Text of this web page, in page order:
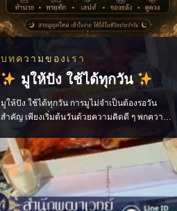
บทความของเรา
มูให้ปัง ใช้ได้ทุกวัน
มูให้ปัง ใช้ได้ทุกวัน การมูไม่จำเป็นต้องรอวัน
สำคัญ เพียงเริ่มต้นวันด้วยความคิดดี ๆ พกความ
ชีวิตประจำวันไหลลื่นขึ้นได้ ไม่ว่าจะเป็นเรื่องงาน
การเงิน ความรัก หรือโอกาสใหม่ ๆ ทุกอย่างเริ่ม
ต้นได้จาก “พลังใจ” ของเราเอง ติดตามเรื่องราว
สายมูแบบเข้าใจง่าย พร้อ